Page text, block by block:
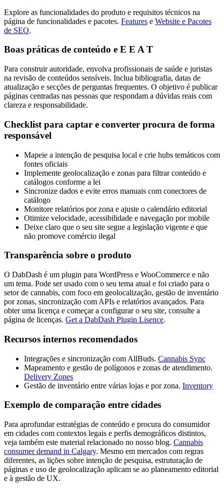
Explore as funcionalidades do produto e requisitos técnicos na
página de funcionalidades e pacotes. Features e Website e Pacotes
de SEO.
Boas práticas de conteúdo e E E A T
Para construir autoridade, envolva profissionais de saúde e juristas
na revisão de conteúdos sensíveis. Inclua bibliografia, datas de
atualização e secções de perguntas frequentes. O objetivo é publicar
páginas centradas nas pessoas que respondam a dúvidas reais com
clareza e responsabilidade.
Checklist para captar e converter procura de forma
responsável
Mapeie a intenção de pesquisa local e crie hubs temáticos com
fontes oficiais
Implemente geolocalização e zonas para filtrar conteúdo e
catálogos conforme a lei
Sincronize dados e evite erros manuais com conectores de
catálogo
Monitore relatórios por zona e ajuste o calendário editorial
Otimize velocidade, acessibilidade e navegação por mobile
Deixe claro que o seu site segue a legislação vigente e que
não promove comércio ilegal
Transparência sobre o produto
O DabDash é um plugin para WordPress e WooCommerce e não
um tema. Pode ser usado com o seu tema atual e foi criado para o
setor de cannabis, com foco em geolocalização, gestão de inventário
por zonas, sincronização com APIs e relatórios avançados. Para
obter uma licença e começar a configurar o seu site, consulte a
página de licenças. Get a DabDash Plugin Lisence.
Recursos internos recomendados
Integrações e sincronização com AllBuds. Cannabis Sync
Mapeamento e gestão de polígonos e zonas de atendimento.
Delivery Zones
Gestão de inventário entre várias lojas e por zona. Inventory
Exemplo de comparação entre cidades
Para aprofundar estratégias de conteúdo e procura do consumidor
em cidades com contextos legais e perfis demográficos distintos,
veja também este material relacionado no nosso blog. Cannabis
consumer demand in Calgary. Mesmo em mercados com regras
diferentes, as lições sobre intenção de pesquisa, estruturação de
páginas e uso de geolocalização aplicam se ao planeamento editorial
e à gestão de UX.